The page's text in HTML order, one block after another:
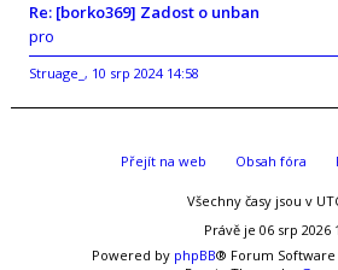
Re: [borko369] Zadost o unban
pro
Struage_ , 10 srp 2024 14:58
Přejít na web Obsah fóra
Všechny časy jsou v
Právě je 06 srp 2026
Powered by phpBB® Forum